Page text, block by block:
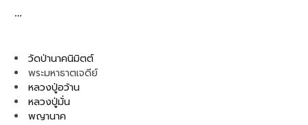
…
วัดป่านาคนิมิตต์
พระมหาธาตเจดีย์
หลวงปู่อว้าน
หลวงปู่มั่น
พญานาค